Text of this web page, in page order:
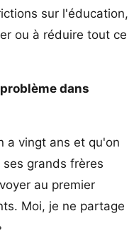
sur l'éducation,
ou à réduire tout ce
dans
a vingt ans et qu'on
grands frères
au premier
Moi, je ne partage